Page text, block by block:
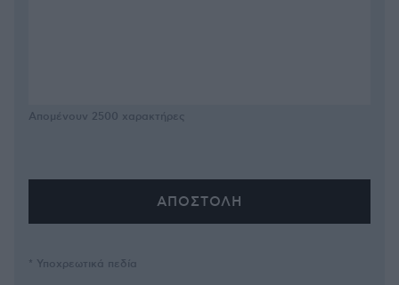
Απομένουν 2500 χαρακτήρες
* Υποχρεωτικά πεδία